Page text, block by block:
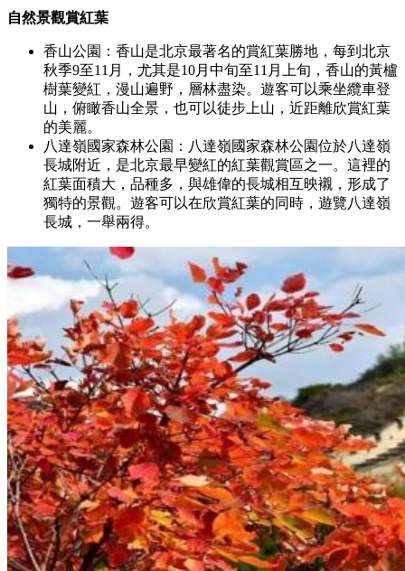
自然景觀賞紅葉
香山公園：香山是北京最著名的賞紅葉勝地，每到北京
秋季9至11月，尤其是10月中旬至11月上旬，香山的黃櫨
樹葉變紅，漫山遍野，層林盡染。遊客可以乘坐纜車登
山，俯瞰香山全景，也可以徒步上山，近距離欣賞紅葉
的美麗。
八達嶺國家森林公園：八達嶺國家森林公園位於八達嶺
長城附近，是北京最早變紅的紅葉觀賞區之一。這裡的
紅葉面積大，品種多，與雄偉的長城相互映襯，形成了
獨特的景觀。遊客可以在欣賞紅葉的同時，遊覽八達嶺
長城，一舉兩得。